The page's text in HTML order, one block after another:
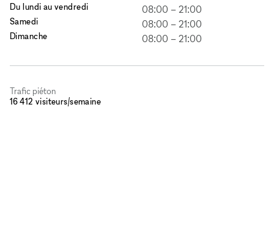
Du lundi au vendredi 08:00 – 21:00
Samedi 08:00 – 21:00
Dimanche 08:00 – 21:00
Trafic piéton
16 412 visiteurs/semaine